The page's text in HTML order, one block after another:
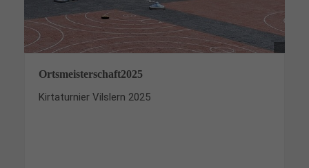
Ortsmeisterschaft2025
Kirtaturnier Vilslern 2025